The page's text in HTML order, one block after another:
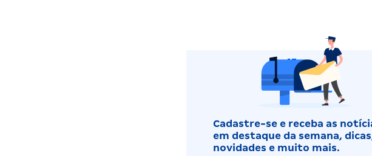
Cadastre-se e receba as
em destaque da semana,
novidades e muito mais.